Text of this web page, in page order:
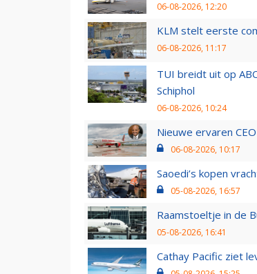
06-08-2026, 12:20
KLM stelt eerste
06-08-2026, 11:17
TUI breidt uit op
Schiphol
06-08-2026, 10:24
Nieuwe ervaren
06-08-2026, 10:17
Saoedi’s kopen
05-08-2026, 16:57
Raamstoeltje in de
05-08-2026, 16:41
Cathay Pacific ziet